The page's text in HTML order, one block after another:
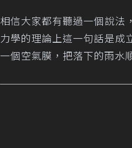
相信大家都有聽過一個說法
力學的理論上這一句話是成
一個空氣膜，把落下的雨水